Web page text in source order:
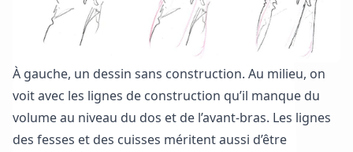
À gauche, un dessin sans construction. Au milieu, on
voit avec les lignes de construction qu’il manque du
volume au niveau du dos et de l’avant-bras. Les lignes
des fesses et des cuisses méritent aussi d’être